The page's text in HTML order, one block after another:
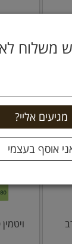
משלוח